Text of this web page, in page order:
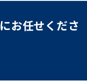
にお任せくださ